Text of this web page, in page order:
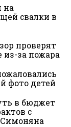
на
свалки в
проверят
из-за пожара
фото детей
в бюджет
с